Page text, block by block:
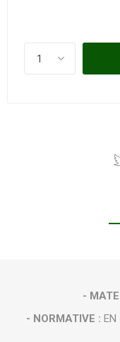
-
- NORMATIVE : EN